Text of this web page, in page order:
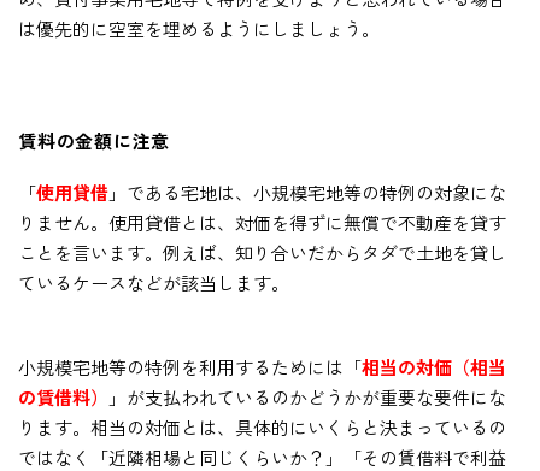
は優先的に空室を埋めるようにしましょう。
賃料の金額に注意
「使用貸借」である宅地は、小規模宅地等の特例の対象にな
りません。使用貸借とは、対価を得ずに無償で不動産を貸す
ことを言います。例えば、知り合いだからタダで土地を貸し
ているケースなどが該当します。
小規模宅地等の特例を利用するためには「相当の対価（相当
の賃借料）
」が支払われているのかどうかが重要な要件にな
ります。相当の対価とは、具体的にいくらと決まっているの
ではなく「近隣相場と同じくらいか？」「その賃借料で利益